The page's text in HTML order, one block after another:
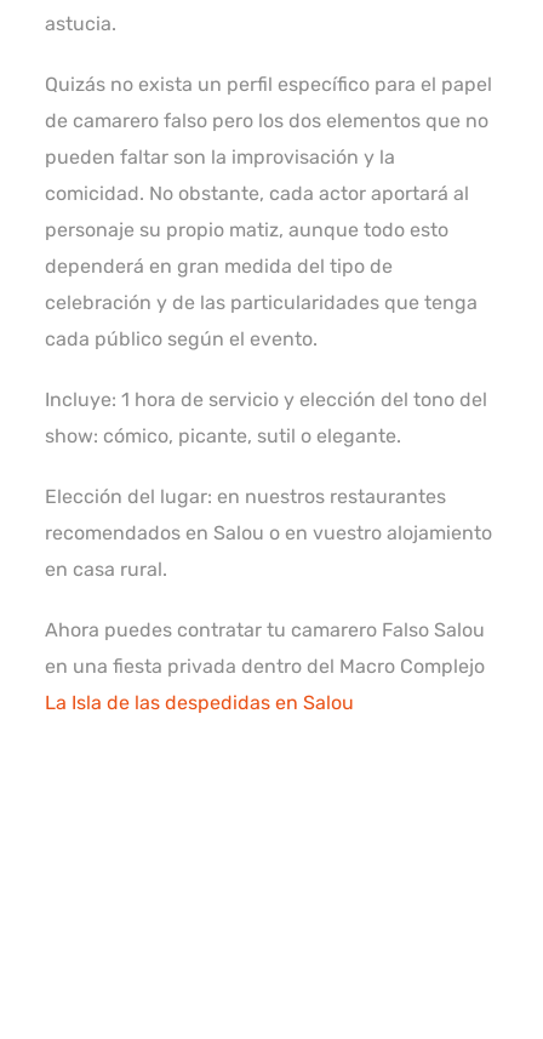
astucia.
Quizás no exista un perfil específico para el papel
de camarero falso pero los dos elementos que no
pueden faltar son la improvisación y la
comicidad. No obstante, cada actor aportará al
personaje su propio matiz, aunque todo esto
dependerá en gran medida del tipo de
celebración y de las particularidades que tenga
cada público según el evento.
Incluye: 1 hora de servicio y elección del tono del
show: cómico, picante, sutil o elegante.
Elección del lugar: en nuestros restaurantes
recomendados en Salou o en vuestro alojamiento
en casa rural.
Ahora puedes contratar tu camarero Falso Salou
en una fiesta privada dentro del Macro Complejo
La Isla de las despedidas en Salou